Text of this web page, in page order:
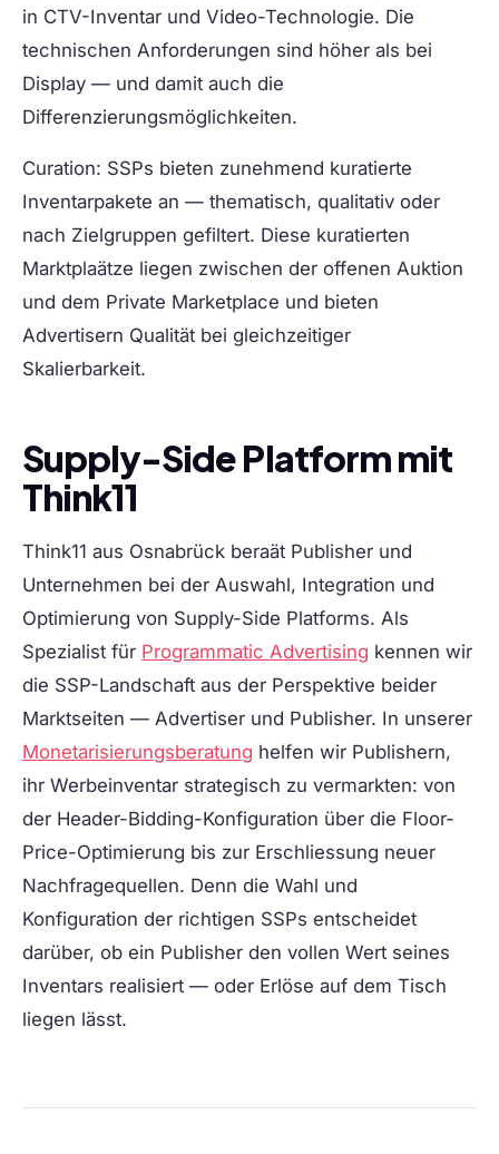
in CTV-Inventar und Video-Technologie. Die
technischen Anforderungen sind höher als bei
Display — und damit auch die
Differenzierungsmöglichkeiten.
Curation: SSPs bieten zunehmend kuratierte
Inventarpakete an — thematisch, qualitativ oder
nach Zielgruppen gefiltert. Diese kuratierten
Marktplaätze liegen zwischen der offenen Auktion
und dem Private Marketplace und bieten
Advertisern Qualität bei gleichzeitiger
Skalierbarkeit.
Supply-Side Platform mit
Think11
Think11 aus Osnabrück beraät Publisher und
Unternehmen bei der Auswahl, Integration und
Optimierung von Supply-Side Platforms. Als
Spezialist für Programmatic Advertising kennen wir
die SSP-Landschaft aus der Perspektive beider
Marktseiten — Advertiser und Publisher. In unserer
Monetarisierungsberatung helfen wir Publishern,
ihr Werbeinventar strategisch zu vermarkten: von
der Header-Bidding-Konfiguration über die Floor-
Price-Optimierung bis zur Erschliessung neuer
Nachfragequellen. Denn die Wahl und
Konfiguration der richtigen SSPs entscheidet
darüber, ob ein Publisher den vollen Wert seines
Inventars realisiert — oder Erlöse auf dem Tisch
liegen lässt.